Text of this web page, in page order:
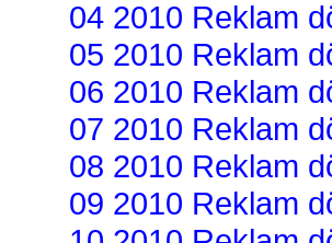
04 2010 Reklam
05 2010 Reklam
06 2010 Reklam
07 2010 Reklam
08 2010 Reklam
09 2010 Reklam